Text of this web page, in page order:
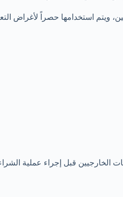
ويتم استخدامها حصراً لأغراض
قبل إجراء عملية